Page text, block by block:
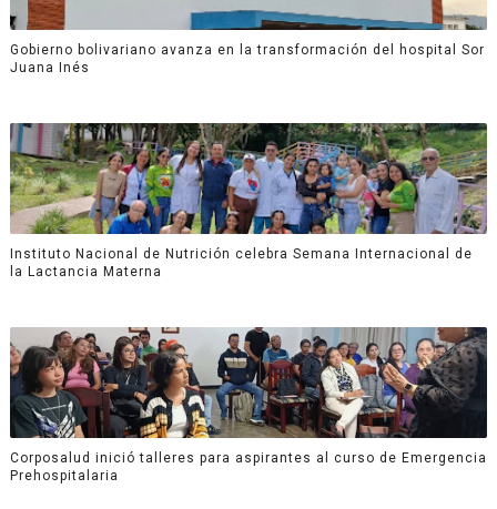
Gobierno bolivariano avanza en la transformación del hospital Sor
Juana Inés
Instituto Nacional de Nutrición celebra Semana Internacional de
la Lactancia Materna
Corposalud inició talleres para aspirantes al curso de Emergencia
Prehospitalaria